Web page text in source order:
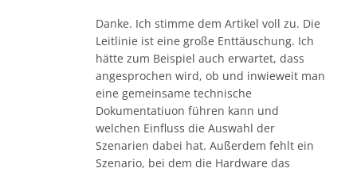
Danke. Ich stimme dem Artikel voll zu. Die
Leitlinie ist eine große Enttäuschung. Ich
hätte zum Beispiel auch erwartet, dass
angesprochen wird, ob und inwieweit man
eine gemeinsame technische
Dokumentatiuon führen kann und
welchen Einfluss die Auswahl der
Szenarien dabei hat. Außerdem fehlt ein
Szenario, bei dem die Hardware das